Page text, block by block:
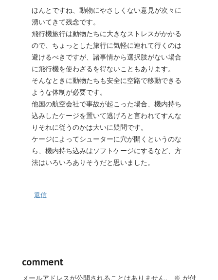
ほんとですね、動物にやさしくない意見が次々に
湧いてきて残念です。
飛行機旅行は動物たちに大きなストレスがかかる
ので、ちょっとした旅行に気軽に連れて行くのは
避けるべきですが、諸事情から選択肢がない場合
に飛行機を使わざるを得ないこともあります。
そんなときに動物たちも安全に空路で移動できる
ような体制が必要です。
他国の航空会社で事故が起こった場合、機内持ち
込みしたケージを置いて逃げろと言われてすんな
りそれに従うのかは大いに疑問です。
ケージによってシューターに穴が開くというのな
ら、機内持ち込みはソフトケージにするなど、方
法はいろいろありそうだと思いました。
返信
comment
メールアドレスが公開されることはありません。 ※ が付